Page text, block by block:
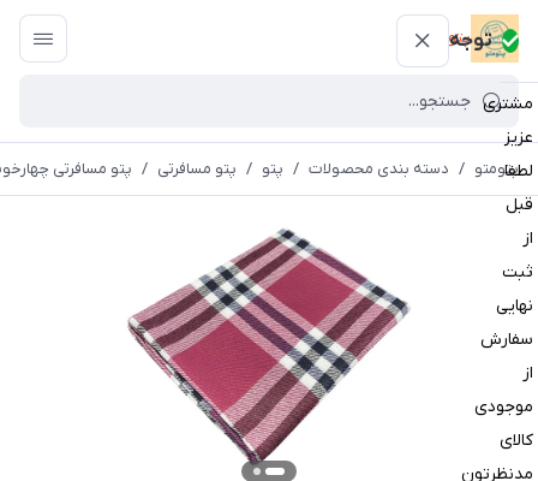
توجه
مشتری
عزیز
لطفا
قبل
از
ثبت
نهایی
سفارش
از
موجودی
کالای
مدنظرتون
پتومتو
پتومتو / دسته بندی محصولات / پتو / پتو مسافرتی / پتو مسافرتی